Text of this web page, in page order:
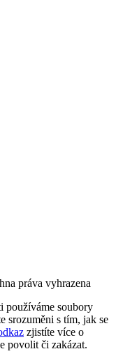
práva vyhrazena
používáme soubory
srozuměni s tím, jak se
zjistíte více o
povolit či zakázat.